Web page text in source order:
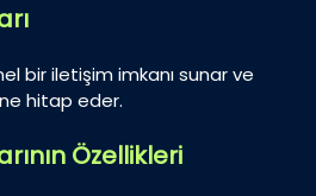
bir iletişim imkanı sunar ve
hitap eder.
Özellikleri